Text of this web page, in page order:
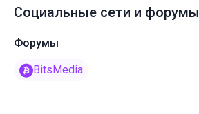
Социальные сети и форумы
Форумы
BitsMedia